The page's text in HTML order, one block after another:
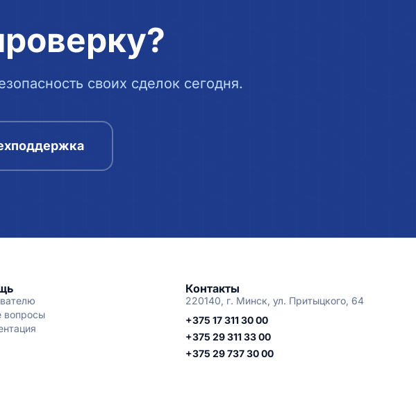
своих сделок сегодня.
вопросы
Контакты
220140, г. Минск, ул. Притыцкого, 64
+375 17 311 30 00
+375 29 311 33 00
+375 29 737 30 00